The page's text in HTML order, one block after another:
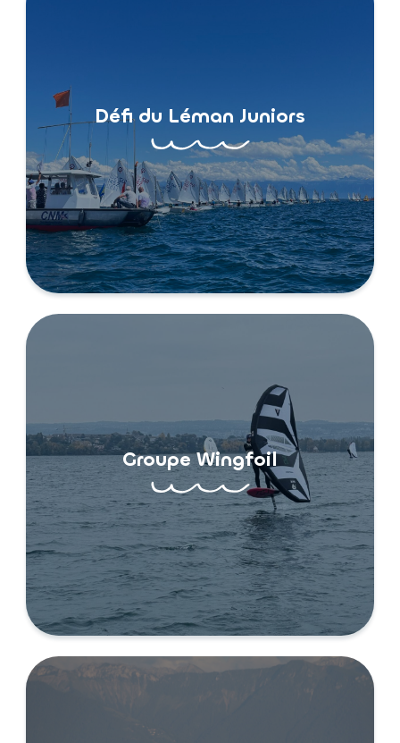
Défi du Léman Juniors
Groupe Wingfoil